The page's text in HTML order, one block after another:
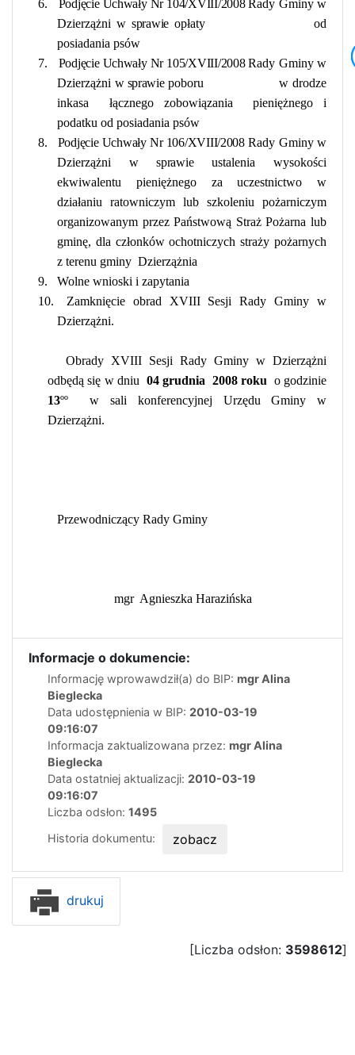
6.
Podjęcie Uchwały Nr 104/XVIII/2008Rady Gminy w
Dzierzążniw sprawie opłaty
od
posiadania psów
7.
Podjęcie Uchwały Nr 105/XVIII/2008Rady Gminy w
Dzierzążni w sprawie poboru
w drodze
inkasa
łącznego zobowiązania
pieniężnego i
podatku od posiadania psów
8.
Podjęcie Uchwały Nr 106/XVIII/2008Rady Gminy w
Dzierzążni w sprawie
ustalenia wysokości
ekwiwalentu pieniężnego za uczestnictwo w
działaniu ratowniczym lub szkoleniu pożarniczym
organizowanym przez Państwową Straż Pożarna lub
gminę, dla członków ochotniczych straży pożarnych
z terenu gminy Dzierzążnia
9.
Wolne wnioski i zapytania
10.
Zamknięcie obrad XVIII Sesji Rady Gminy w
Dzierzążni.
Obrady XVIII Sesji Rady Gminy w Dzierzążni
odbędą się w dniu 04 grudnia 2008 roku o godzinie
13ºº
w sali konferencyjnej Urzędu Gminy w
Dzierzążni.
Przewodniczący Rady Gminy
mgr Agnieszka Harazińska
Informacje o dokumencie:
Informację wprowawdził(a) do BIP: mgr Alina
Bieglecka
Data udostępnienia w BIP: 2010-03-19
09:16:07
Informacja zaktualizowana przez: mgr Alina
Bieglecka
Data ostatniej aktualizacji: 2010-03-19
09:16:07
Liczba odsłon: 1495
Historia dokumentu:
zobacz
drukuj
[Liczba odsłon: 3598612]